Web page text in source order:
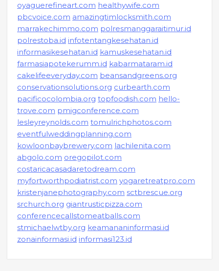
oyaguerefineart.com healthywife.com
pbcvoice.com amazingtimlocksmith.com
marrakechimmo.com polresmanggaraitimur.id
polrestoba.id infotentangkesehatan.id
informasikesehatan.id kamuskesehatan.id
farmasiapotekerumm.id kabarmataram.id
cakelifeeveryday.com beansandgreens.org
conservationsolutions.org curbearth.com
pacificocolombia.org topfoodish.com hello-
trove.com pmigconference.com
lesleyreynolds.com tomulrichphotos.com
eventfulweddingplanning.com
kowloonbaybrewery.com lachilenita.com
abgolo.com oregopilot.com
costaricacasadaretodream.com
myfortworthpodiatrist.com yogaretreatpro.com
kristenjanephotography.com sctbrescue.org
srchurch.org giantrusticpizza.com
conferencecallstomeatballs.com
stmichaelwtby.org keamananinformasi.id
zonainformasi.id informasi123.id